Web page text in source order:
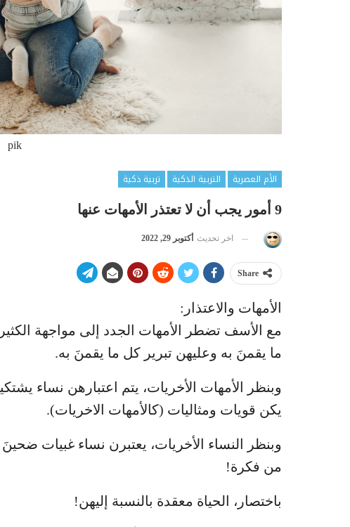
pik
الأم العصرية التربية الذكية
تربية ذكية
9 أمور يجب أن لا تعتذر الأمهات عنها
اخر تحديث أكتوبر 29, 2022
Share
الأمهات والاعتذار:
مع الأسف تضطر الأمهات الجدد إلى مواجهة
ما يقمنَ به وعليهن تبرير كل ما يقمنَ به.
وبنظر الأمهات الأخريات، يتم اعتبارهن نساء
يكن قويات ومثاليات (كالأمهات الاخريات).
وبنظر النساء الأخريات، يعتبرن نساء غبيات
من فكرة!
باختصار، الحياة معقدة بالنسبة إليهن!